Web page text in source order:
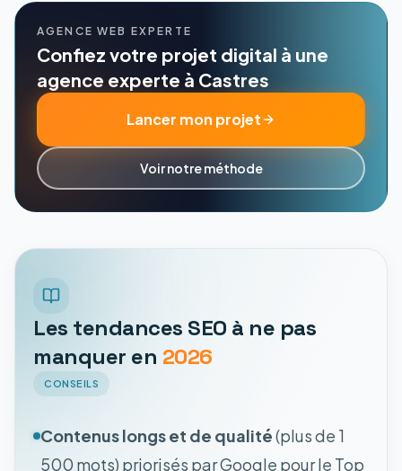
AGENCE WEB EXPERTE
Confiez votre projet digital à une
agence experte à Castres
Lancer mon projet
Voir notre méthode
Les tendances SEO à ne pas
manquer en 2026
CONSEILS
Contenus longs et de qualité(plus de 1
500 mots) priorisés par Google pour le Top